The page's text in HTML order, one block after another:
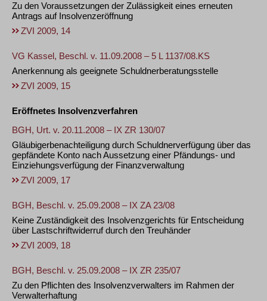
Zu den Voraussetzungen der Zulässigkeit eines erneuten
Antrags auf Insolvenzeröffnung
ZVI 2009, 14
VG Kassel, Beschl. v. 11.09.2008 – 5 L 1137/08.KS
Anerkennung als geeignete Schuldnerberatungsstelle
ZVI 2009, 15
Eröffnetes Insolvenzverfahren
BGH, Urt. v. 20.11.2008 – IX ZR 130/07
Gläubigerbenachteiligung durch Schuldnerverfügung über das
gepfändete Konto nach Aussetzung einer Pfändungs- und
Einziehungsverfügung der Finanzverwaltung
ZVI 2009, 17
BGH, Beschl. v. 25.09.2008 – IX ZA 23/08
Keine Zuständigkeit des Insolvenzgerichts für Entscheidung
über Lastschriftwiderruf durch den Treuhänder
ZVI 2009, 18
BGH, Beschl. v. 25.09.2008 – IX ZR 235/07
Zu den Pflichten des Insolvenzverwalters im Rahmen der
Verwalterhaftung